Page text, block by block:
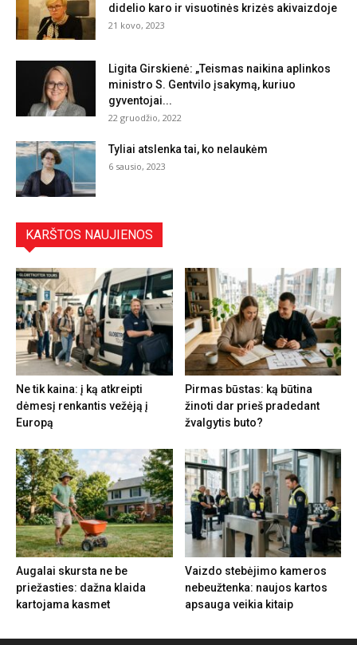
didelio karo ir visuotinės krizės akivaizdoje
21 kovo, 2023
Ligita Girskienė: „Teismas naikina aplinkos
ministro S. Gentvilo įsakymą, kuriuo
gyventojai...
22 gruodžio, 2022
Tyliai atslenka tai, ko nelaukėm
6 sausio, 2023
KARŠTOS NAUJIENOS
Ne tik kaina: į ką atkreipti
dėmesį renkantis vežėją į
Europą
Pirmas būstas: ką būtina
žinoti dar prieš pradedant
žvalgytis buto?
Augalai skursta ne be
priežasties: dažna klaida
kartojama kasmet
Vaizdo stebėjimo kameros
nebeužtenka: naujos kartos
apsauga veikia kitaip